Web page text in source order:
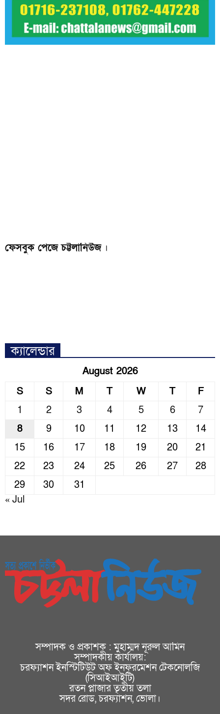
ফেসবুক পেজে চট্টলানিউজ ।
ক্যালেন্ডার
August 2026
S
S M T W T
F
1
2 3 4 5 6
7
8
9 10 11 12 13
14
15
16 17 18 19 20
21
22
23 24 25 26 27
28
29
30
31
« Jul
সম্পাদক ও প্রকাশক : মুহাম্মদ নূরুল আমিন
সম্পাদকীয় কার্যালয়:
চরফ্যাশন ইনস্টিটিউট অফ ইনফরমেশন টেকনোলজি
(সিআইআইটি)
রতন প্লাজার তৃতীয় তলা
সদর রোড, চরফ্যাশন, ভোলা।